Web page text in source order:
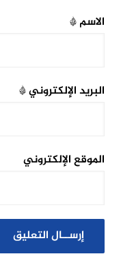
الاسم*
البريد الإلكتروني*
الموقع الإلكتروني